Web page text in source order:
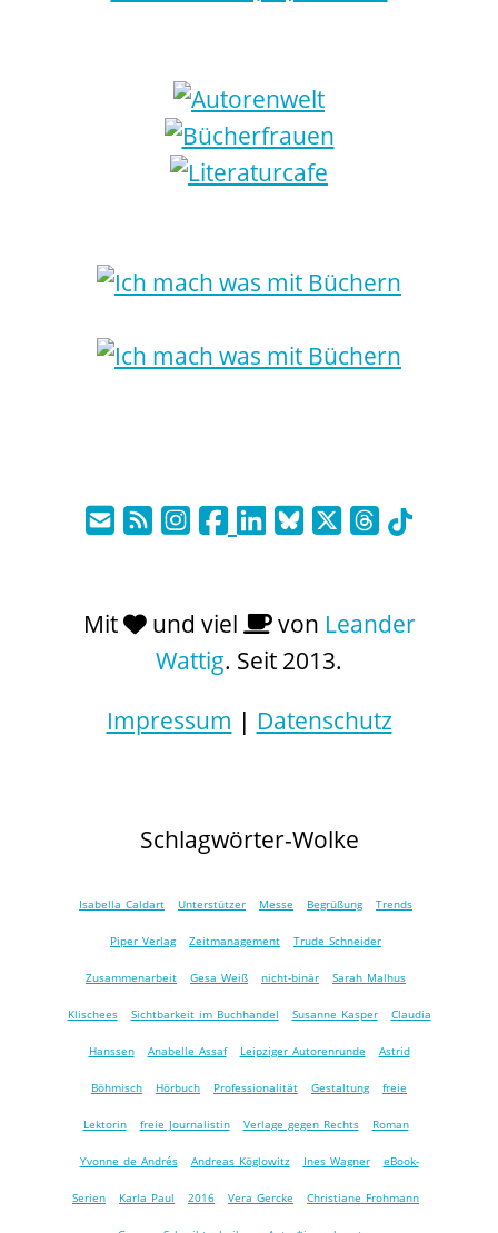
Mit und viel von Leander
Wattig. Seit 2013.
Impressum | Datenschutz
Schlagwörter-Wolke
Isabella Caldart Unterstützer Messe Begrüßung Trends
Piper Verlag Zeitmanagement Trude Schneider
Zusammenarbeit Gesa Weiß nicht-binär Sarah Malhus
Klischees Sichtbarkeit im Buchhandel Susanne Kasper Claudia
Hanssen Anabelle Assaf Leipziger Autorenrunde Astrid
Böhmisch Hörbuch Professionalität Gestaltung freie
Lektorin freie Journalistin Verlage gegen Rechts Roman
Yvonne de Andrés Andreas Köglowitz Ines Wagner eBook-
Serien Karla Paul 2016 Vera Gercke Christiane Frohmann